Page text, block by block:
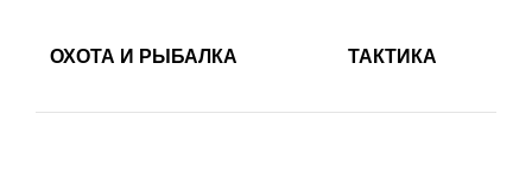
ОХОТА И РЫБАЛКА ТАКТИКА